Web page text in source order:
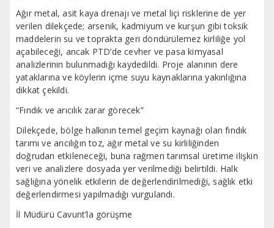
Ağır metal, asit kaya drenajı ve metal liçi risklerine de yer
verilen dilekçede; arsenik, kadmiyum ve kurşun gibi toksik
maddelerin su ve toprakta geri döndürülemez kirliliğe yol
açabileceği, ancak PTD’de cevher ve pasa kimyasal
analizlerinin bulunmadığı kaydedildi. Proje alanının dere
yataklarına ve köylerin içme suyu kaynaklarına yakınlığına
dikkat çekildi.
“Fındık ve arıcılık zarar görecek”
Dilekçede, bölge halkının temel geçim kaynağı olan fındık
tarımı ve arıcılığın toz, ağır metal ve su kirliliğinden
doğrudan etkileneceği, buna rağmen tarımsal üretime ilişkin
veri ve analizlere dosyada yer verilmediği belirtildi. Halk
sağlığına yönelik etkilerin de değerlendirilmediği, sağlık etki
değerlendirmesi yapılmadığı vurgulandı.
İl Müdürü Cavunt’la görüşme